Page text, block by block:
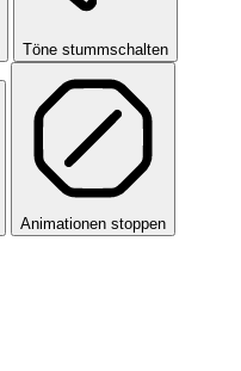
Töne stummschalten
Animationen stoppen